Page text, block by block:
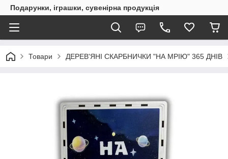
Подарунки, іграшки, сувенірна продукція
Товари ДЕРЕВ'ЯНІ СКАРБНИЧКИ "НА МРІЮ" 365 ДНІВ